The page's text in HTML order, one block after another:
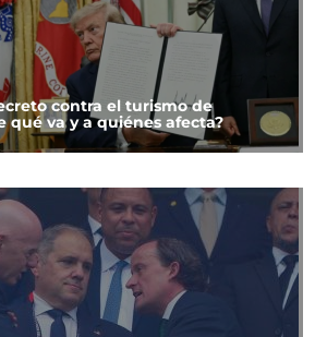
contra el turismo de
qué va y a quiénes afecta?